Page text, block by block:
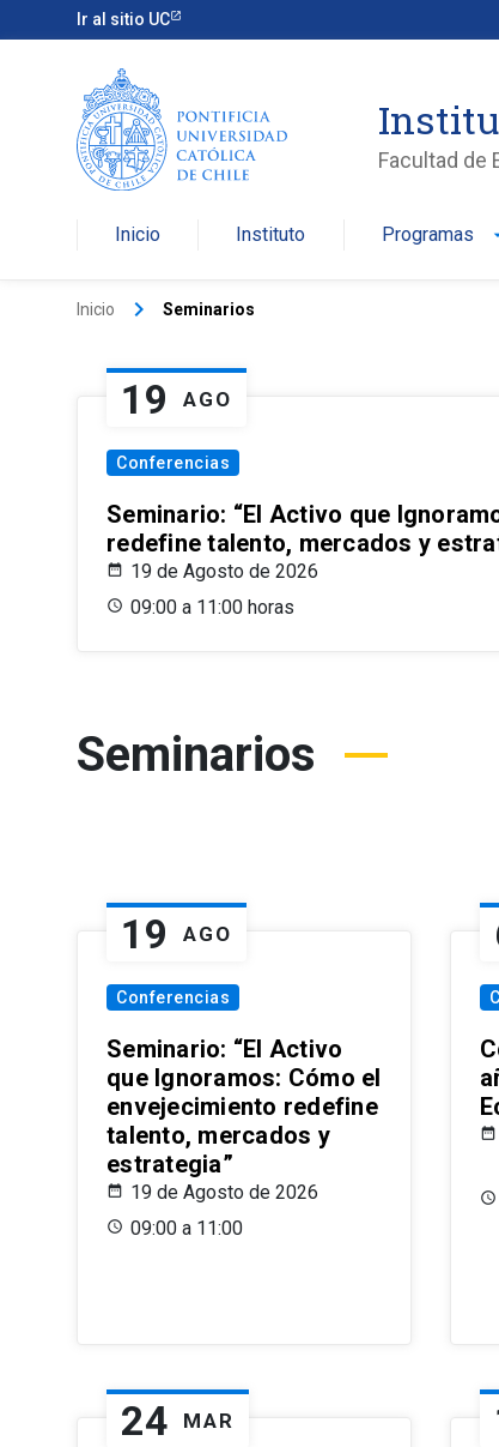
Ir al sitio UC
Facultad de
Inicio Instituto Programas
Inicio keyboard_arrow_right Seminarios
19 AGO
Conferencias
Seminario: “El Activo que
redefine talento, mercados y
19 de Agosto de 2026
09:00 a 11:00 horas
Seminarios
19 AGO
Conferencias
Seminario: “El Activo
que Ignoramos: Cómo el
envejecimiento redefine
talento, mercados y
estrategia”
19 de Agosto de 2026
09:00 a 11:00
24 MAR